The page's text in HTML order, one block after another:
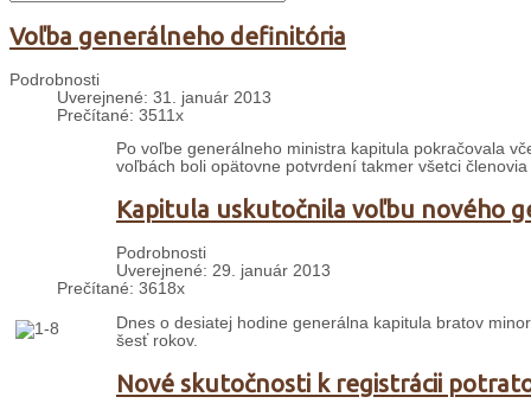
Voľba generálneho definitória
Podrobnosti
Uverejnené: 31. január 2013
Prečítané: 3511x
Po voľbe generálneho ministra kapitula pokračovala
voľbách boli opätovne potvrdení takmer všetci
Kapitula uskutočnila voľbu nového
Podrobnosti
Uverejnené: 29. január 2013
Prečítané: 3618x
Dnes o desiatej hodine generálna kapitula bratov
šesť rokov.
Nové skutočnosti k registrácii